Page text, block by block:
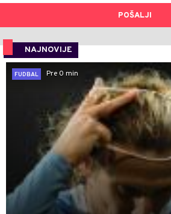
POŠALJI
NAJNOVIJE
FUDBAL
Pre 0 min